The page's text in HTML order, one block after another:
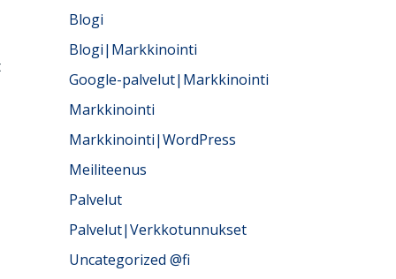
Blogi
Blogi|Markkinointi
Google-palvelut|Markkinointi
Markkinointi
Markkinointi|WordPress
Meiliteenus
Palvelut
Palvelut|Verkkotunnukset
Uncategorized @fi